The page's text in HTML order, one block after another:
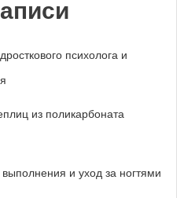
психолога и
из поликарбоната
и уход за ногтями